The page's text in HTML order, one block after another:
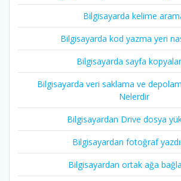
Bilgisayarda kelime
Bilgisayarda kod yazma yeri
Bilgisayarda sayfa
Bilgisayarda veri saklama ve
Nelerdir
Bilgisayardan Drive dosya
Bilgisayardan fotoğraf
Bilgisayardan ortak ağa